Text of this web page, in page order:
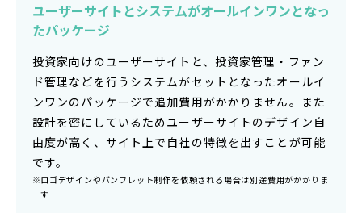
ユーザーサイトとシステムがオールインワンとなっ
たパッケージ
投資家向けのユーザーサイトと、投資家管理・ファン
ド管理などを行うシステムがセットとなったオールイ
ンワンのパッケージで追加費用がかかりません。また
設計を密にしているためユーザーサイトのデザイン自
由度が高く、サイト上で自社の特徴を出すことが可能
です。
ロゴデザインやパンフレット制作を依頼される場合は別途費用がかかりま
す